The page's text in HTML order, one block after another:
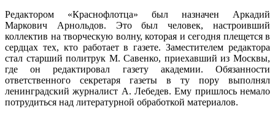
Редактором «Краснофлотца» был назначен Аркадий
Маркович Арнольдов. Это был человек, настроивший
коллектив на творческую волну, которая и сегодня плещется в
сердцах тех, кто работает в газете. Заместителем редактора
стал старший политрук М. Савенко, приехавший из Москвы,
где он редактировал газету академии. Обязанности
ответственного секретаря газеты в ту пору выполнял
ленинградский журналист А. Лебедев. Ему пришлось немало
потрудиться над литературной обработкой материалов.